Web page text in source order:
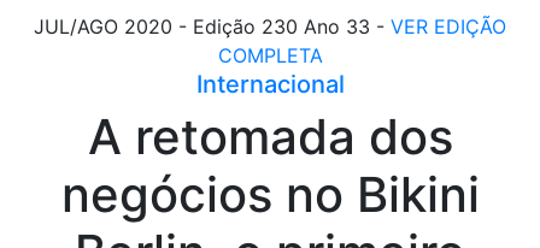
JUL/AGO 2020 - Edição 230 Ano 33 - VER EDIÇÃO
COMPLETA
Internacional
A retomada dos
negócios no Bikini